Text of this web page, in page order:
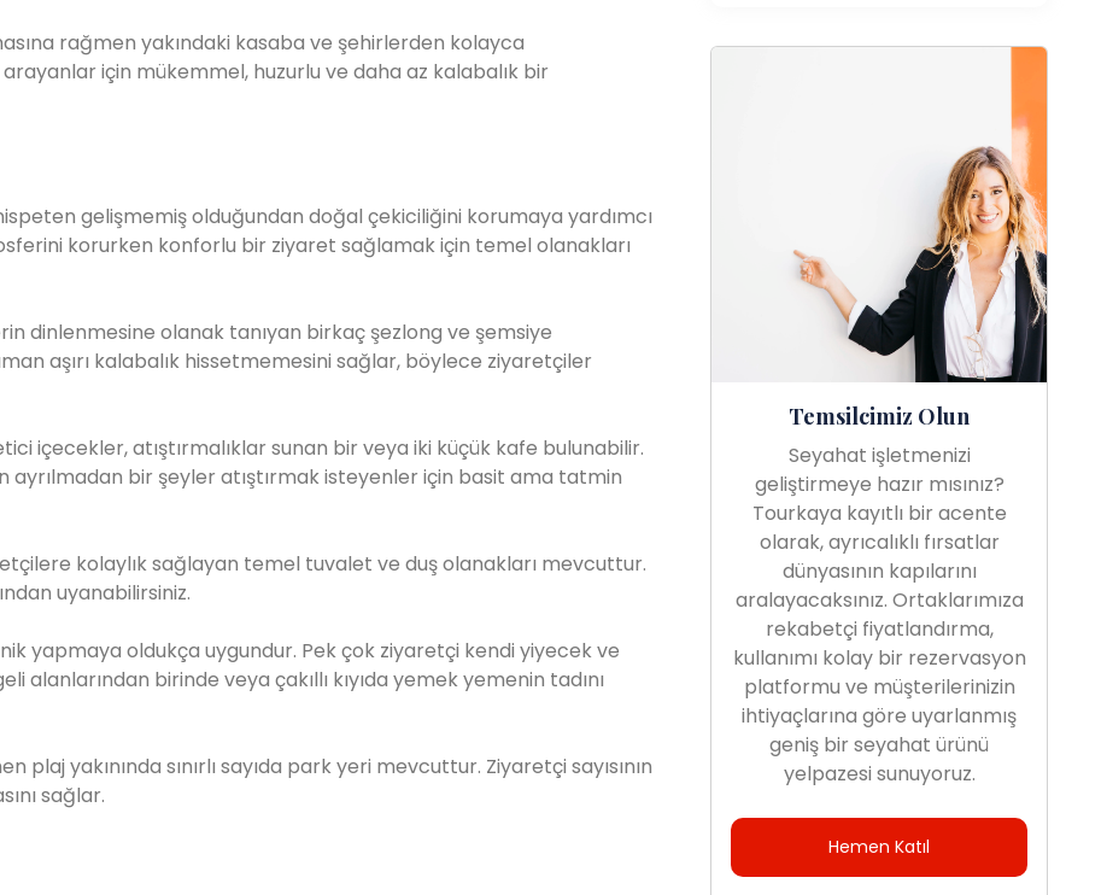
rağmen yakındaki kasaba ve şehirlerden kolayca
için mükemmel, huzurlu ve daha az kalabalık bir
gelişmemiş olduğundan doğal çekiciliğini korumaya yardımcı
korurken konforlu bir ziyaret sağlamak için temel olanakları
dinlenmesine olanak tanıyan birkaç şezlong ve şemsiye
aşırı kalabalık hissetmemesini sağlar, böylece ziyaretçiler
içecekler, atıştırmalıklar sunan bir veya iki küçük kafe bulunabilir.
ayrılmadan bir şeyler atıştırmak isteyenler için basit ama tatmin
kolaylık sağlayan temel tuvalet ve duş olanakları mevcuttur.
uyanabilirsiniz.
yapmaya oldukça uygundur. Pek çok ziyaretçi kendi yiyecek ve
alanlarından birinde veya çakıllı kıyıda yemek yemenin tadını
yakınında sınırlı sayıda park yeri mevcuttur. Ziyaretçi sayısının
sağlar.
Temsilcimiz Olun
Seyahat işletmenizi
geliştirmeye hazır mısınız?
Tourkaya kayıtlı bir acente
olarak, ayrıcalıklı fırsatlar
dünyasının kapılarını
aralayacaksınız. Ortaklarımıza
rekabetçi fiyatlandırma,
kullanımı kolay bir rezervasyon
platformu ve müşterilerinizin
ihtiyaçlarına göre uyarlanmış
geniş bir seyahat ürünü
yelpazesi sunuyoruz.
Hemen Katıl